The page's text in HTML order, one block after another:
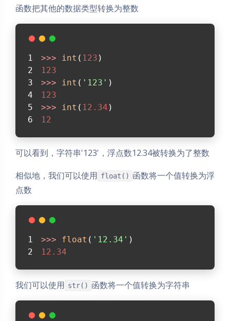
函数把其他的数据类型转换为整数
>>> int ( 123 )
123
>>> int ( '123' )
123
>>> int ( 12.34 )
12
可以看到，字符串'123'，浮点数12.34被转换为了整数
相似地，我们可以使用 float() 函数将一个值转换为浮
点数
>>> float ( '12.34' )
12.34
我们可以使用 str() 函数将一个值转换为字符串